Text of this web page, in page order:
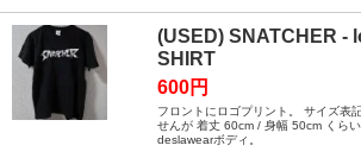
(USED) SNATCHER -
SHIRT
600円
フロントにロゴプリント。 サイズ表
せんが 着丈 60cm / 身幅 50cm くらい
deslawearボディ。